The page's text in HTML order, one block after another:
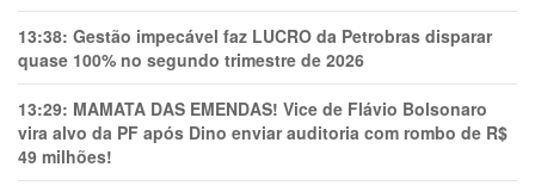
13:38: Gestão impecável faz LUCRO da Petrobras disparar
quase 100% no segundo trimestre de 2026
13:29: MAMATA DAS EMENDAS! Vice de Flávio Bolsonaro
vira alvo da PF após Dino enviar auditoria com rombo de R$
49 milhões!